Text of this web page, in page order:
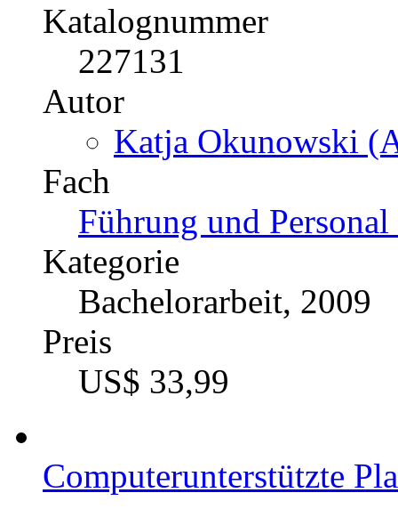
Katalognummer
227131
Autor
Katja Okunowski
Fach
Führung und
Kategorie
Bachelorarbeit, 2009
Preis
US$ 33,99
Computerunterstützte